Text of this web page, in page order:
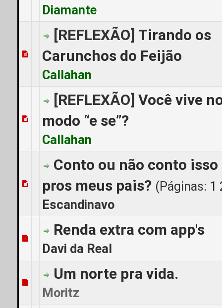
Diamante
[REFLEXÃO] Tirando os
Carunchos do Feijão
Callahan
0 Voto(s) - 0 de 5 em média
123 45
[REFLEXÃO] Você vive
modo “e se”?
Callahan
0 Voto(s) - 0 de 5 em média
1234 5
Conto ou não conto isso
pros meus pais? (Páginas: 1
Escandinavo
0 Voto(s) - 0 de 5 em média
12345
Renda extra com app's
Davi da Real
Um norte pra vida.
Moritz